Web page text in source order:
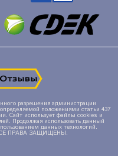
разрешения администрации
положениями статьи 437
Сайт использует файлы cookies и
Продолжая использовать данный
данных технологий.
ВСЕ ПРАВА ЗАЩИЩЕНЫ.